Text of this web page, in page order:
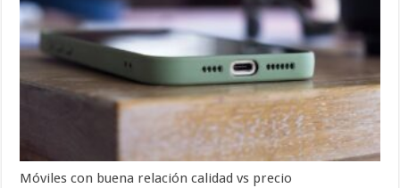
Móviles con buena relación calidad vs precio